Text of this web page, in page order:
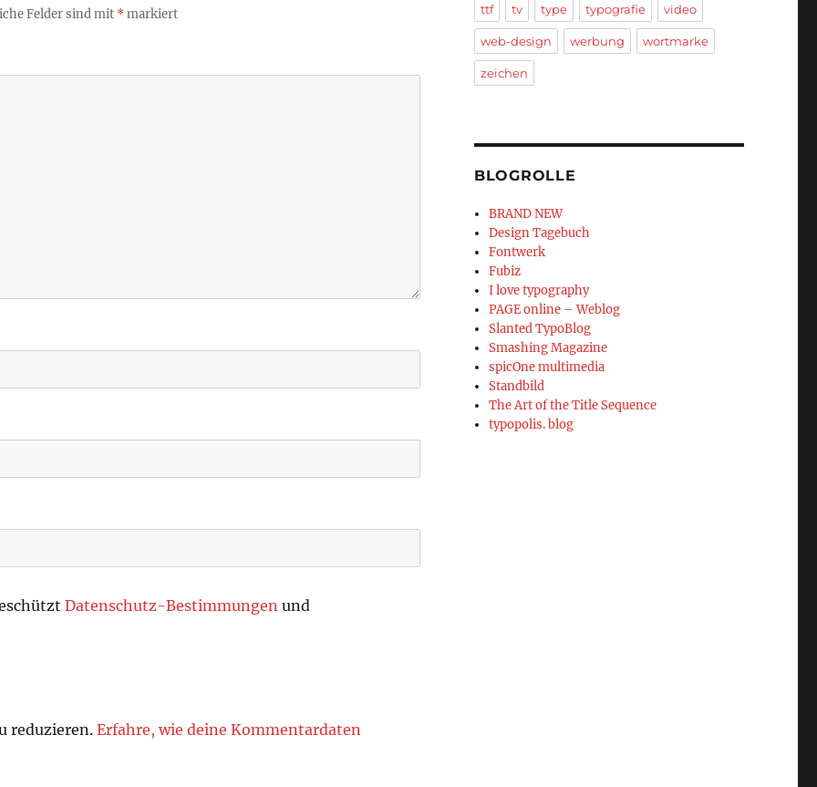
Felder sind mit *markiert
Datenschutz-Bestimmungen und
reduzieren.Erfahre, wie deine Kommentardaten
ttf tv type typografie video
web-design werbung wortmarke
zeichen
BLOGROLLE
BRAND NEW
Design Tagebuch
Fontwerk
Fubiz
I love typography
PAGE online – Weblog
Slanted TypoBlog
Smashing Magazine
spicOne multimedia
Standbild
The Art of the Title Sequence
typopolis. blog